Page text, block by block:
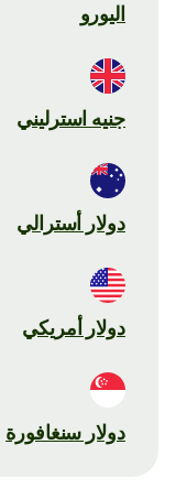
اليورو
جنيه استرليني
دولار أسترالي
دولار أمريكي
دولار سنغافورة